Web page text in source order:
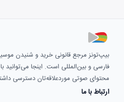
بیپ‌تونز مرجع قانونی خرید و شنیدن
فارسی و بین‌المللی است. اینجا می‌توانید
محتوای صوتی موردعلاقه‌تان دسترسی
ارتباط با ما